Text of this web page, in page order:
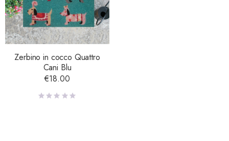
Zerbino in cocco Quattro
Cani Blu
€18.00